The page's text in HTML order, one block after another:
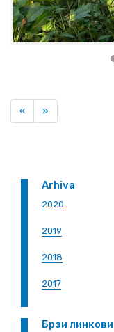
«Previous
»
Arhiva
2020
2019
2018
2017
Брзи линкови